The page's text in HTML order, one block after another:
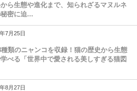
ら生態や進化まで、知られざるマヌルネ
密に迫...
7月25日
類のニャンコを収録！猫の歴史から生態
学べる「世界中で愛される美しすぎる猫図
8月27日